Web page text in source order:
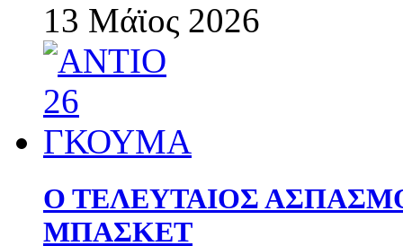
13 Μάϊος 2026
Ο ΤΕΛΕΥΤΑΙΟΣ
ΜΠΑΣΚΕΤ